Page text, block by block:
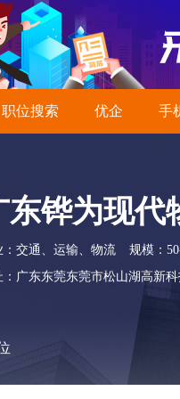
职位搜索 优企 手
东铧为现代
：交通、运输、物流
规模：
：广东东莞东莞市松山湖高新